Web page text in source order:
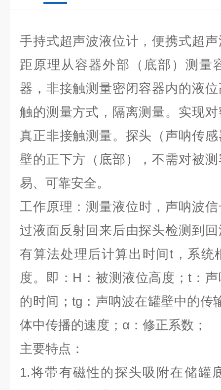
手持式超声波液位计，便携式超
距原理从容器外部（底部）测量
器，非接触测量密闭容器内的液
触的测量方式，隔离测量。实现
真正非接触测量。探头（声呐传
壁的正下方（底部），不需对被
易、可靠安全。
工作原理：测量液位时，声呐波
过液面反射回来后由探头检测到
有算法处理后计算出时间t， 系统
度。 即： H ：被测液位高度 ；t ：
的时间 ； tg ： 声呐波在罐壁中的传
体中传播的速度 ； α ： 修正系数 ；
主要特点：
1.将带有磁性的探头吸附在储罐